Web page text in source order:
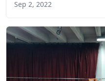
Sep 2, 2022